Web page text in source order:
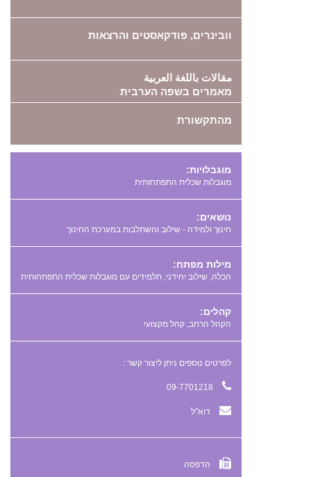
וובינרים, פודקאסטים והרצאות
مقالات باللغة العربية
מאמרים בשפה הערבית
מהתקשורת
מוגבלויות:
מוגבלות שכלית התפתחותית
נושאים:
חינוך ולמידה - שילוב והשתלבות במערכת החינוך
מילות מפתח:
,
,
קהלים:
הקהל הרחב, קהל מקצועי
לפרטים נוספים ניתן ליצור קשר :
דוא"ל
הדפסה